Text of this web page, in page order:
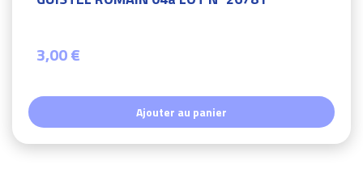
3,00 €
Ajouter au panier